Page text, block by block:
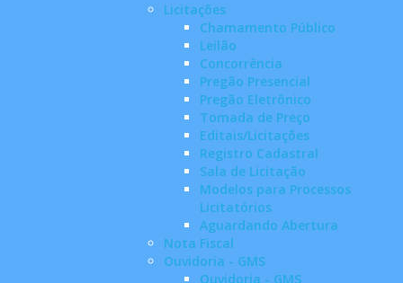
Licitações
Chamamento Público
Leilão
Concorrência
Pregão Presencial
Pregão Eletrônico
Tomada de Preço
Editais/Licitações
Registro Cadastral
Sala de Licitação
Modelos para Processos
Licitatórios
Aguardando Abertura
Nota Fiscal
Ouvidoria - GMS
Ouvidoria - GMS